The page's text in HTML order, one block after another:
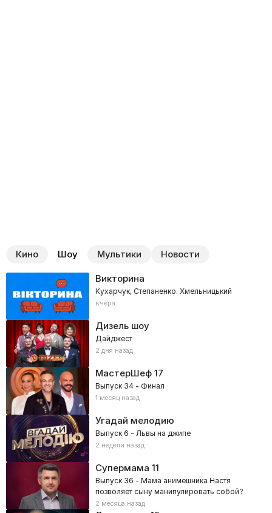
Кино Шоу Мультики Новости
Викторина
Кухарчук, Степаненко. Хмельницький
вчера
Дизель шоу
Дайджест
2 дня назад
МастерШеф17
Выпуск 34 - Финал
1 месяц назад
Угадай мелодию
Выпуск 6 - Львы на джипе
2 недели назад
Супермама 11
Выпуск 36 - Мама анимешника Настя
позволяет сыну манипулировать собой?
2 месяца назад